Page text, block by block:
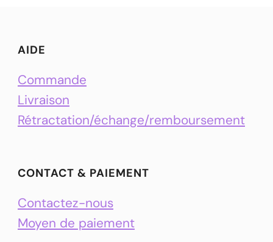
AIDE
Commande
Livraison
Rétractation/échange/remboursement
CONTACT & PAIEMENT
Contactez-nous
Moyen de paiement